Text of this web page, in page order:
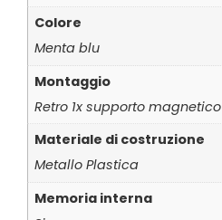
Colore
Menta blu
Montaggio
Retro 1x supporto magnetico
Materiale di costruzione
Metallo Plastica
Memoria interna